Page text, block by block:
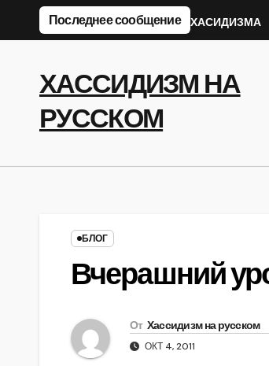
Перейти
Последнее сообщение
Ребе ФИЛОСОФИЯ ХАСИДИЗМА
ХАССИДИЗМ НА
РУССКОМ
БЛОГ
Вчерашний
От Хассидизм на русском
ОКТ 4, 2011